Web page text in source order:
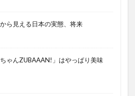
ら見える日本の実態、将来
ゃんZUBAAAN!」はやっぱり美味